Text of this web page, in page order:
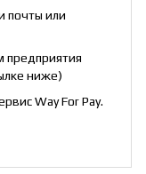
почты или
предприятия
ниже)
Way For Pay.